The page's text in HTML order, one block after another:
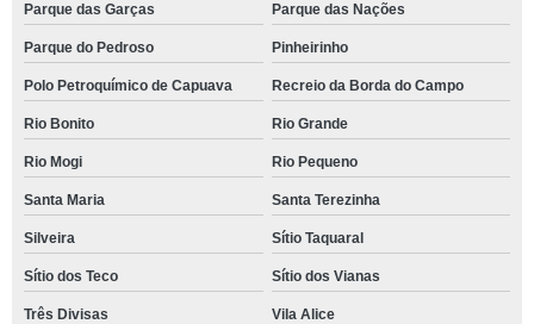
Parque das Garças Parque das Nações
Parque do Pedroso Pinheirinho
Polo Petroquímico de Capuava Recreio da Borda do Campo
Rio Bonito Rio Grande
Rio Mogi Rio Pequeno
Santa Maria Santa Terezinha
Silveira Sítio Taquaral
Sítio dos Teco Sítio dos Vianas
Três Divisas Vila Alice